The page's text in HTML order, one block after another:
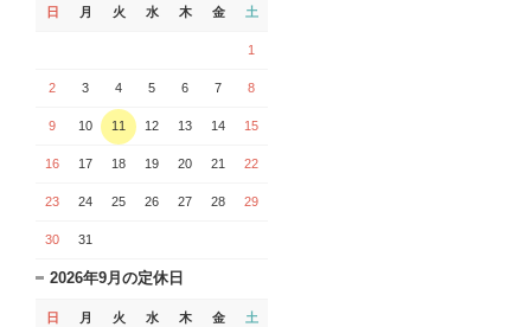
日 月 火 水 木 金 土
1
2 3 4 5 6 7 8
9 10 11 12 13 14 15
16 17 18 19 20 21 22
23 24 25 26 27 28 29
30 31
2026年9月の定休日
日 月 火 水 木 金 土